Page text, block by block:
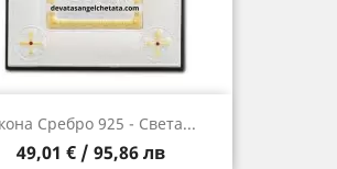
Сребро 925 - Света...
Цена
49,01 € / 95,86 лв